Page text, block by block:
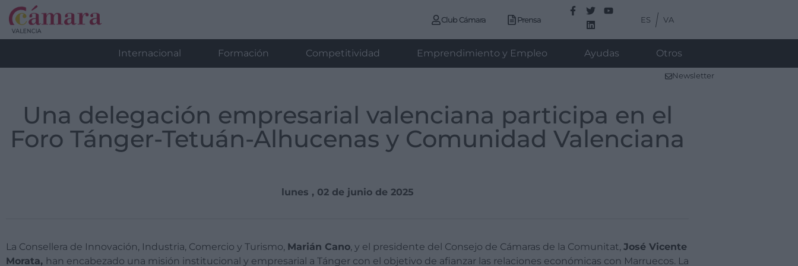
Club Cámara Prensa ES VA
Internacional Formación Competitividad Emprendimiento y Empleo Ayudas Otros
Newsletter
Una delegación empresarial valenciana participa en el
Foro Tánger-Tetuán-Alhucenas y Comunidad Valenciana
lunes , 02 de junio de 2025
La Consellera de Innovación, Industria, Comercio y Turismo, Marián Cano, y el presidente del Consejo de Cámaras de la Comunitat, José Vicente
Morata, han encabezado una misión institucional y empresarial a Tánger con el objetivo de afianzar las relaciones económicas con Marruecos. La